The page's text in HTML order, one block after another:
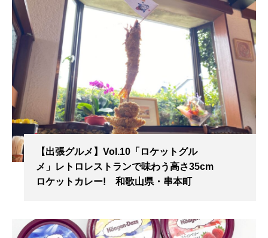
【出張グルメ】Vol.10「ロケットグル
メ」レトロレストランで味わう高さ35cm
ロケットカレー! 和歌山県・串本町